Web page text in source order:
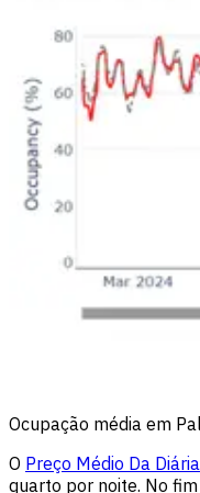
Ocupação média em
O Preço Médio Da Diária
quarto por noite. No